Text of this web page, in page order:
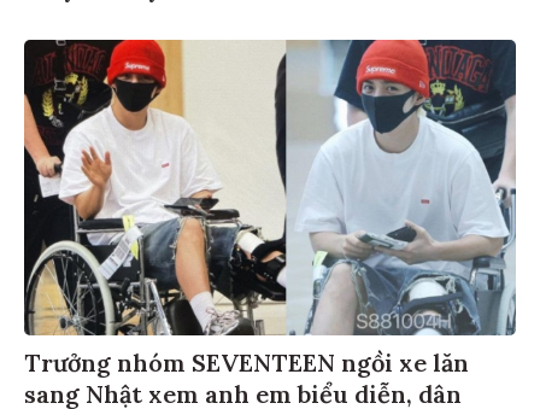
Trưởng nhóm SEVENTEEN ngồi xe lăn
sang Nhật xem anh em biểu diễn, dân